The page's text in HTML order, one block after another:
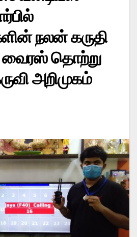
நலன் கருதி
தொற்று
அறிமுகம்